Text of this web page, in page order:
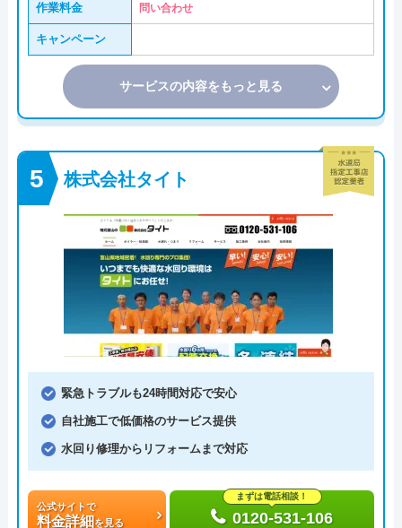
作業料金 問い合わせ
キャンペーン
サービスの内容をもっと見る
株式会社タイト
緊急トラブルも24時間対応で安心
自社施工で低価格のサービス提供
水回り修理からリフォームまで対応
公式サイトで
料金詳細を見る
まずは電話相談！
0120-531-106